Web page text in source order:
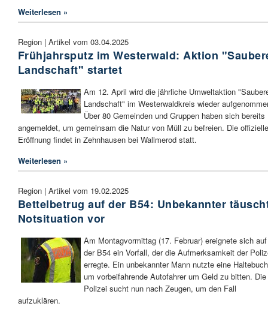
Weiterlesen »
Region | Artikel vom 03.04.2025
Frühjahrsputz im Westerwald: Aktion
Landschaft" startet
Am 12. April wird die jährliche Umweltaktion
Landschaft" im Westerwaldkreis wieder
Über 80 Gemeinden und Gruppen haben sich bereits
angemeldet, um gemeinsam die Natur von Müll zu befreien. Die offizielle
Eröffnung findet in Zehnhausen bei Wallmerod statt.
Weiterlesen »
Region | Artikel vom 19.02.2025
Bettelbetrug auf der B54: Unbekannter
Notsituation vor
Am Montagvormittag (17. Februar) ereignete sich auf
der B54 ein Vorfall, der die Aufmerksamkeit der
erregte. Ein unbekannter Mann nutzte eine
um vorbeifahrende Autofahrer um Geld zu bitten. Die
Polizei sucht nun nach Zeugen, um den Fall
aufzuklären.